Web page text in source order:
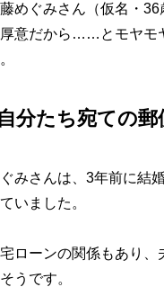
めぐみさん（仮名・36
意だから……とモヤモ
自分たち宛ての
みさんは、3年前に結
いました。
ローンの関係もあり、
うです。